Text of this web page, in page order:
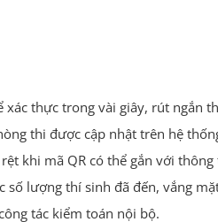
thực trong vài giây, rút ngắn
thi được cập nhật trên hệ
khi mã QR có thể gắn với
lượng thí sinh đã đến, vắng
tác kiểm toán nội bộ.